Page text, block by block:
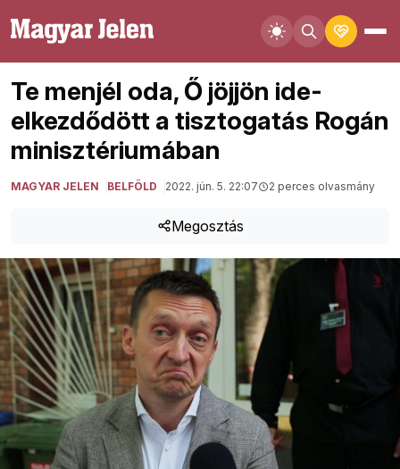
Te menjél oda, Ő jöjjön ide-
elkezdődött a tisztogatás Rogán
minisztériumában
MAGYAR JELEN BELFÖLD 2022. jún. 5. 22:07 2 perces olvasmány
Megosztás